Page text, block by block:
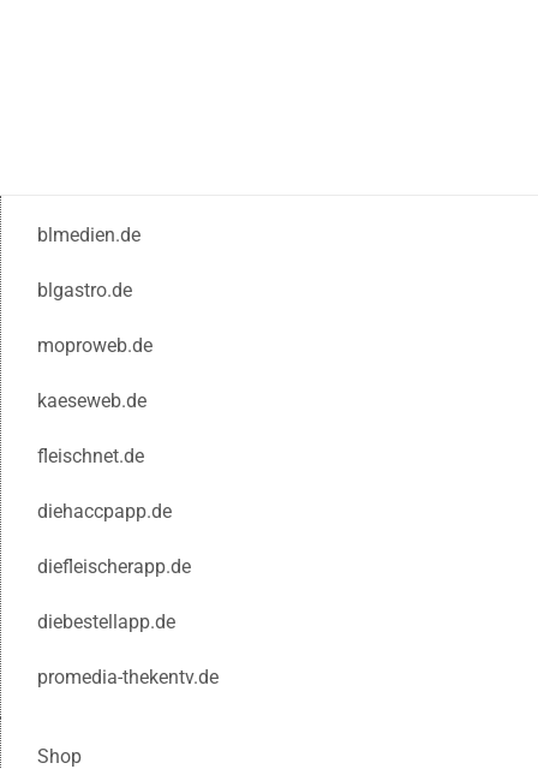
blmedien.de
blgastro.de
moproweb.de
kaeseweb.de
fleischnet.de
diehaccpapp.de
diefleischerapp.de
diebestellapp.de
promedia-thekentv.de
Shop